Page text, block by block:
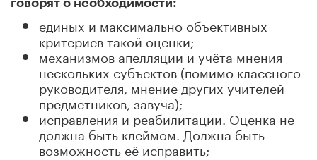
говорят о необходимости:
единых и максимально объективных
критериев такой оценки;
механизмов апелляции и учёта мнения
нескольких субъектов (помимо классного
руководителя, мнение других учителей-
предметников, завуча);
исправления и реабилитации. Оценка не
должна быть клеймом. Должна быть
возможность её исправить;